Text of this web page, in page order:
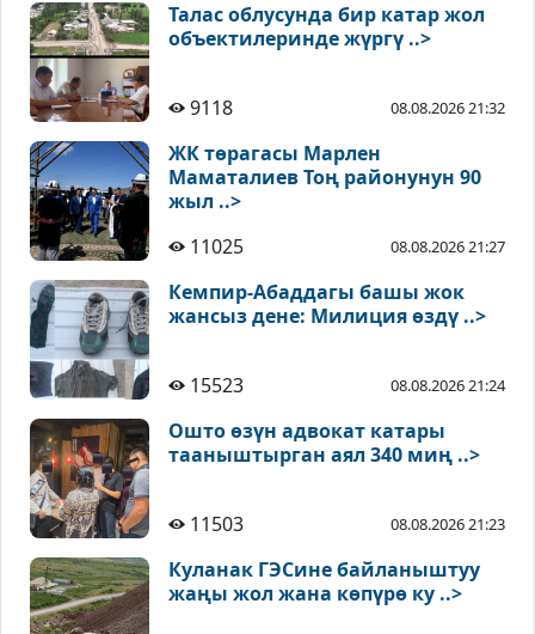
Талас облусунда бир катар жол
объектилеринде жүргү ..>
9118 08.08.2026 21:32
ЖК төрагасы Марлен
Маматалиев Тоң районунун 90
жыл ..>
11025
08.08.2026 21:27
Кемпир-Абаддагы башы жок
жансыз дене: Милиция өздү ..>
15523 08.08.2026 21:24
Ошто өзүн адвокат катары
тааныштырган аял 340 миң ..>
11503 08.08.2026 21:23
Куланак ГЭСине байланыштуу
жаңы жол жана көпүрө ку ..>